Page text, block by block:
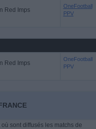
Red Imps
OneFootball
PPV
Red Imps
OneFootball
PPV
sont diffusés les matchs de